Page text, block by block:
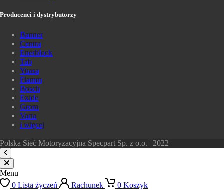
Producenci i dystrybutorzy
Banner
Centra
Enerblock
Tab
Yuasa
Fiamm
Bosch
Exide
Grom
Varta
i więcej
Polska Sieć Motoryzacyjna Specpart Sp. z o.o. | 2022
Menu
0 Lista życzeń Rachunek 0 Koszyk